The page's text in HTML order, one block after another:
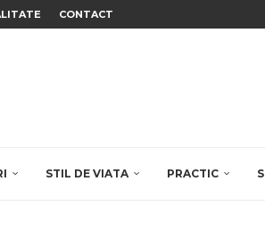
CONTACT
STIL DE VIATA PRACTIC